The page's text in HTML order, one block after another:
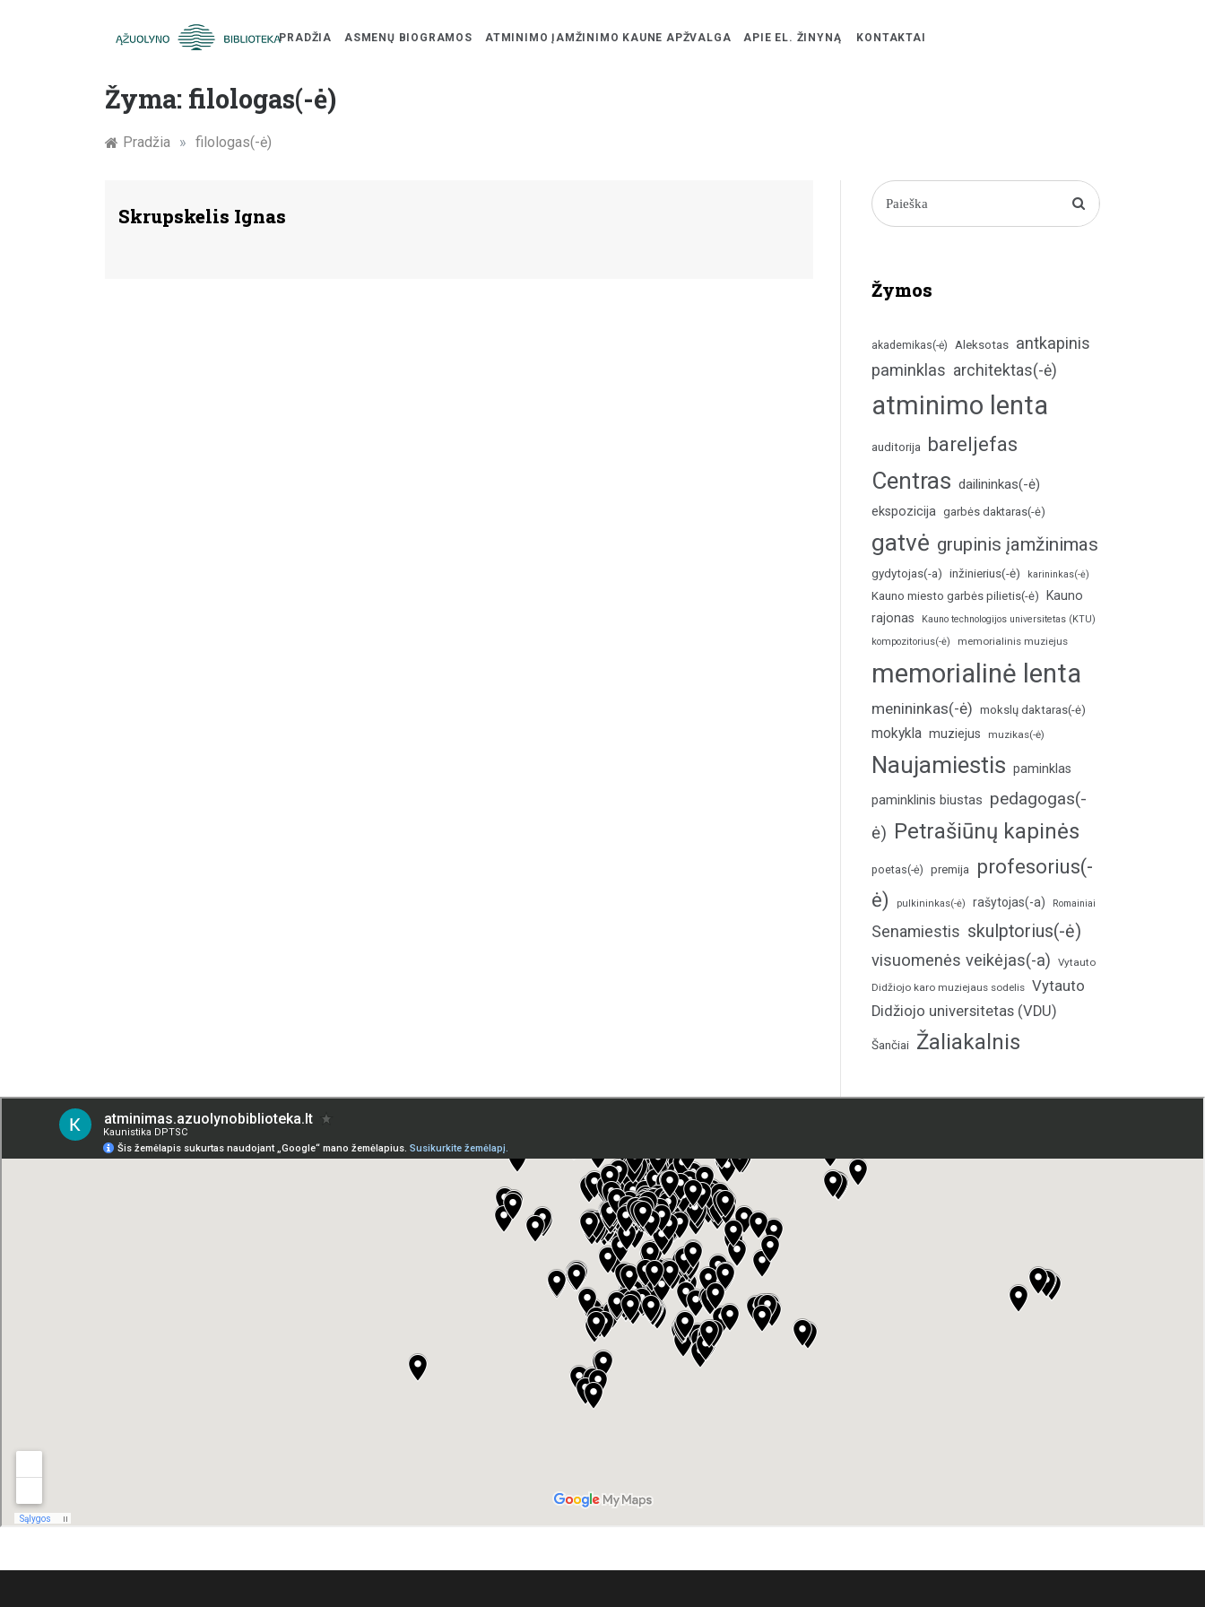
Žymūs
Kauno
atminimo
PRADŽIA ASMENŲ BIOGRAMOS ATMINIMO ĮAMŽINIMO KAUNE APŽVALGA APIE EL. ŽINYNĄ KONTAKTAI
Žyma: filologas(-ė)
Pradžia » filologas(-ė)
Skrupskelis Ignas
Žymos
akademikas(-ė) Aleksotas antkapinis
paminklas architektas(-ė)
atminimo lenta
auditorija bareljefas
Centras dailininkas(-ė)
ekspozicija garbės daktaras(-ė)
gatvė grupinis įamžinimas
gydytojas(-a) inžinierius(-ė) karininkas(-ė)
Kauno miesto garbės pilietis(-ė)
Kauno
rajonas
Kauno technologijos universitetas (KTU)
kompozitorius(-ė)
memorialinis muziejus
memorialinė lenta
menininkas(-ė) mokslų daktaras(-ė)
mokykla muziejus muzikas(-ė)
Naujamiestis paminklas
paminklinis biustas pedagogas(-
ė) Petrašiūnų kapinės
poetas(-ė) premija
profesorius(-
ė)
pulkininkas(-ė) rašytojas(-a) Romainiai
Senamiestis skulptorius(-ė)
visuomenės veikėjas(-a)
Vytauto
Didžiojo karo muziejaus sodelis Vytauto
Didžiojo universitetas (VDU)
Šančiai Žaliakalnis